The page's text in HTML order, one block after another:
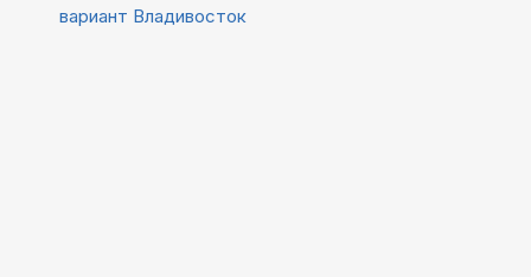
вариант Владивосток